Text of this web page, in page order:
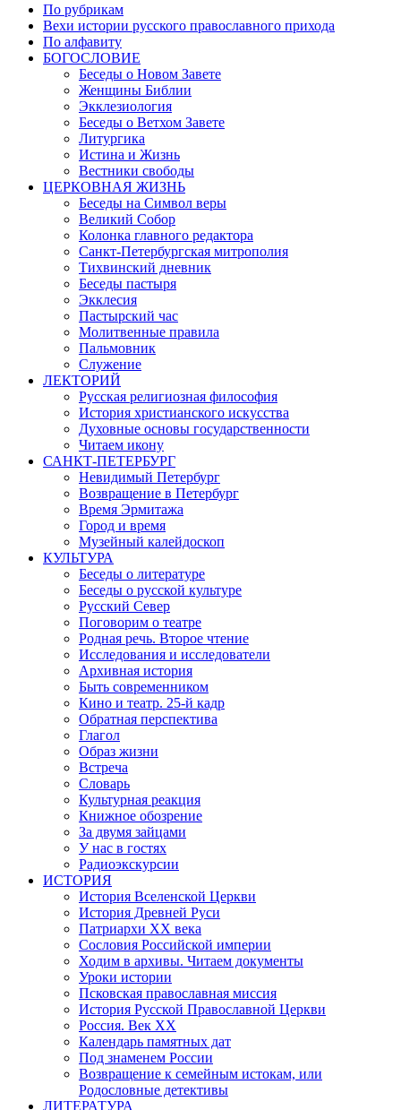
По рубрикам
Вехи истории русского православного прихода
По алфавиту
БОГОСЛОВИЕ
Беседы о Новом Завете
Женщины Библии
Экклезиология
Беседы о Ветхом Завете
Литургика
Истина и Жизнь
Вестники свободы
ЦЕРКОВНАЯ ЖИЗНЬ
Беседы на Символ веры
Великий Собор
Колонка главного редактора
Санкт-Петербургская митрополия
Тихвинский дневник
Беседы пастыря
Экклесия
Пастырский час
Молитвенные правила
Пальмовник
Служение
ЛЕКТОРИЙ
Русская религиозная философия
История христианского искусства
Духовные основы государственности
Читаем икону
САНКТ-ПЕТЕРБУРГ
Невидимый Петербург
Возвращение в Петербург
Время Эрмитажа
Город и время
Музейный калейдоскоп
КУЛЬТУРА
Беседы о литературе
Беседы о русской культуре
Русский Север
Поговорим о театре
Родная речь. Второе чтение
Исследования и исследователи
Архивная история
Быть современником
Кино и театр. 25-й кадр
Обратная перспектива
Глагол
Образ жизни
Встреча
Словарь
Культурная реакция
Книжное обозрение
За двумя зайцами
У нас в гостях
Радиоэкскурсии
ИСТОРИЯ
История Вселенской Церкви
История Древней Руси
Патриархи XX века
Сословия Российской империи
Ходим в архивы. Читаем документы
Уроки истории
Псковская православная миссия
История Русской Православной Церкви
Россия. Век ХХ
Календарь памятных дат
Под знаменем России
Возвращение к семейным истокам, или
Родословные детективы
ЛИТЕРАТУРА